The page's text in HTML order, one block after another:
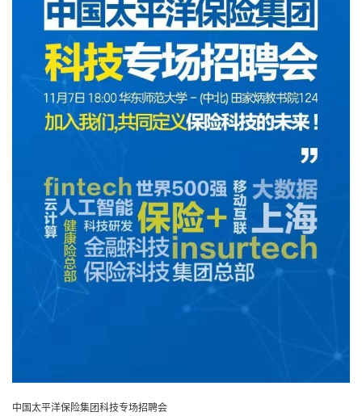
中国太平洋保险集团科技专场招聘会